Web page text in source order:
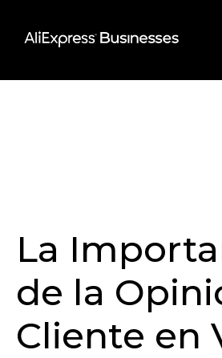
content
La
de la
Cliente en